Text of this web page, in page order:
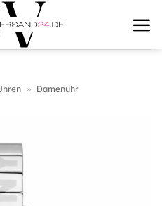
» Damenuhr